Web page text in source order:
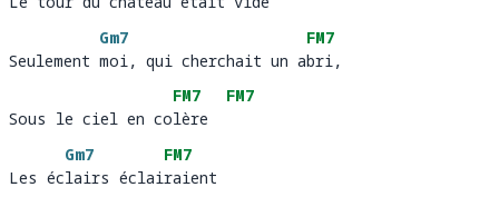
Le tour du château était vide
Seulement
Gm7
moi, qui cherchait un a
FM7
bri
Seulement moi, qui cherchait un abri,
Sous le ciel en co
FM7
lère
FM7
Sous le ciel en colère
Les éc
Gm7
lairs éclai
FM7
raient
Les éclairs éclairaient